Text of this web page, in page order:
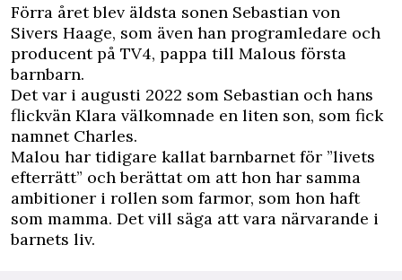
Förra året blev äldsta sonen Sebastian von
Sivers Haage, som även han programledare och
producent på TV4, pappa till Malous första
barnbarn.
Det var i augusti 2022 som Sebastian och hans
flickvän Klara välkomnade en liten son, som fick
namnet Charles.
Malou har tidigare kallat barnbarnet för ”livets
efterrätt” och berättat om att hon har samma
ambitioner i rollen som farmor, som hon haft
som mamma. Det vill säga att vara närvarande i
barnets liv.